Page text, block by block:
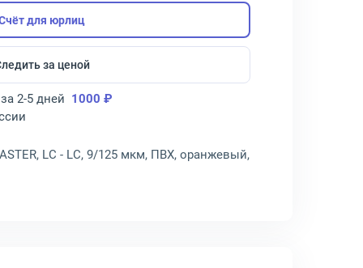
для юрлиц
за ценой
2-5 дней 1000 ₽
LC - LC, 9/125 мкм, ПВХ, оранжевый,